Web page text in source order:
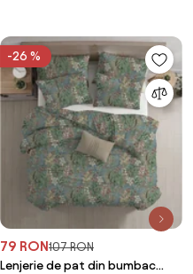
-26 %
79 RON107 RON
Lenjerie de pat din bumbac